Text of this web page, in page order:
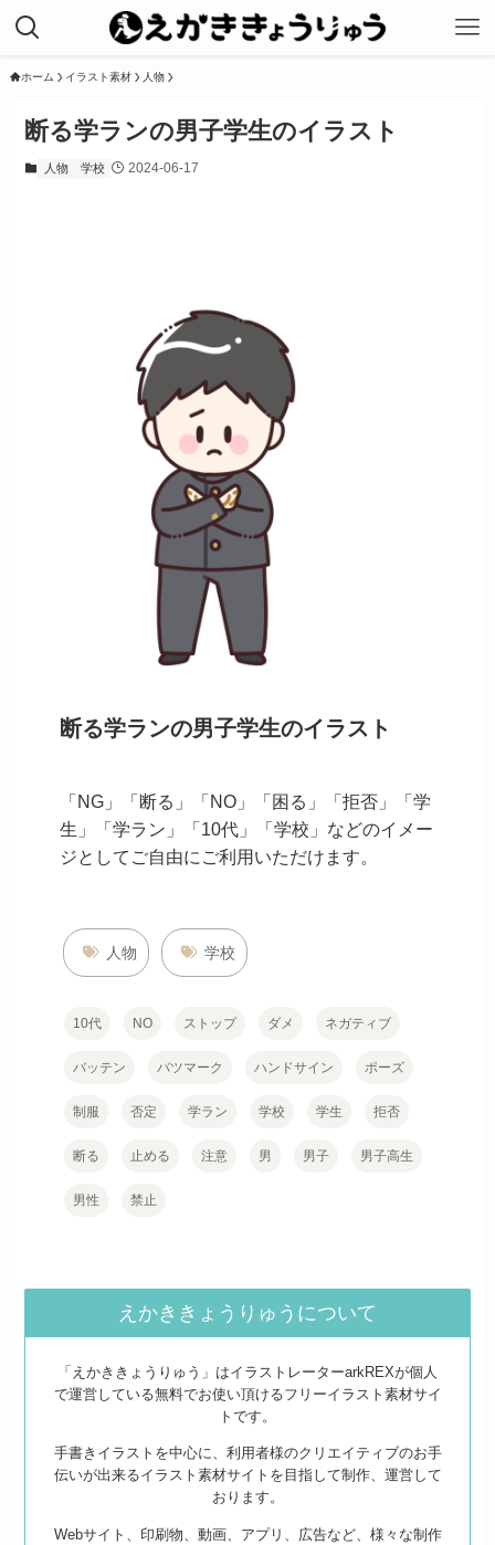
ホーム イラスト素材 人物
断る学ランの男子学生のイラスト
人物 学校 2024-06-17
断る学ランの男子学生のイラスト
「NG」「断る」「NO」「困る」「拒否」「学
生」「学ラン」「10代」「学校」などのイメー
ジとしてご自由にご利用いただけます。
人物 学校
10代 NO ストップ ダメ ネガティブ
バッテン バツマーク ハンドサイン ポーズ
制服 否定 学ラン 学校 学生 拒否
断る 止める 注意 男 男子 男子高生
男性 禁止
えかききょうりゅうについて
「えかききょうりゅう」はイラストレーターarkREXが個人
で運営している無料でお使い頂けるフリーイラスト素材サイ
トです。
手書きイラストを中心に、利用者様のクリエイティブのお手
伝いが出来るイラスト素材サイトを目指して制作、運営して
おります。
Webサイト、印刷物、動画、アプリ、広告など、様々な制作